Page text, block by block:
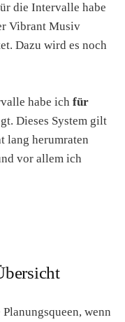
die Intervalle habe
Vibrant Musiv
Dazu wird es noch
habe ich für
Dieses System gilt
lang herumraten
vor allem ich
wenn